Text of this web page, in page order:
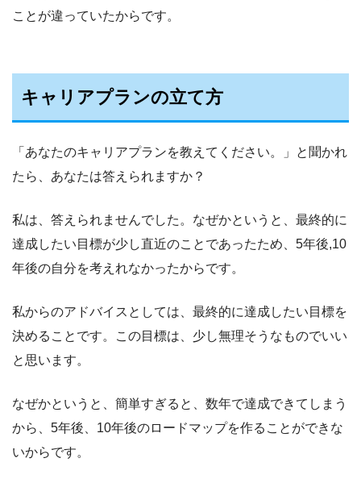
ことが違っていたからです。
キャリアプランの立て方
「あなたのキャリアプランを教えてください。」と聞かれ
たら、あなたは答えられますか？
私は、答えられませんでした。なぜかというと、最終的に
達成したい目標が少し直近のことであったため、5年後,10
年後の自分を考えれなかったからです。
私からのアドバイスとしては、最終的に達成したい目標を
決めることです。この目標は、少し無理そうなものでいい
と思います。
なぜかというと、簡単すぎると、数年で達成できてしまう
から、5年後、10年後のロードマップを作ることができな
いからです。